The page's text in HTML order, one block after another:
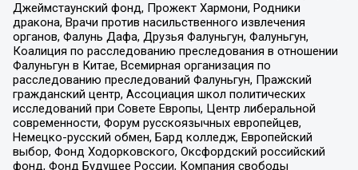
Джеймстаунский фонд, Прожект Хармони, Родники
дракона, Врачи против насильственного извлечения
органов, Фалунь Дафа, Друзья Фалуньгун, Фалуньгун,
Коалиция по расследованию преследования в отношении
Фалуньгун в Китае, Всемирная организация по
расследованию преследований Фалуньгун, Пражский
гражданский центр, Ассоциация школ политических
исследований при Совете Европы, Центр либеральной
современности, Форум русскоязычных европейцев,
Немецко-русский обмен, Бард колледж, Европейский
выбор, Фонд Ходорковского, Оксфордский российский
фонд, Фонд Будущее России, Компания свободы